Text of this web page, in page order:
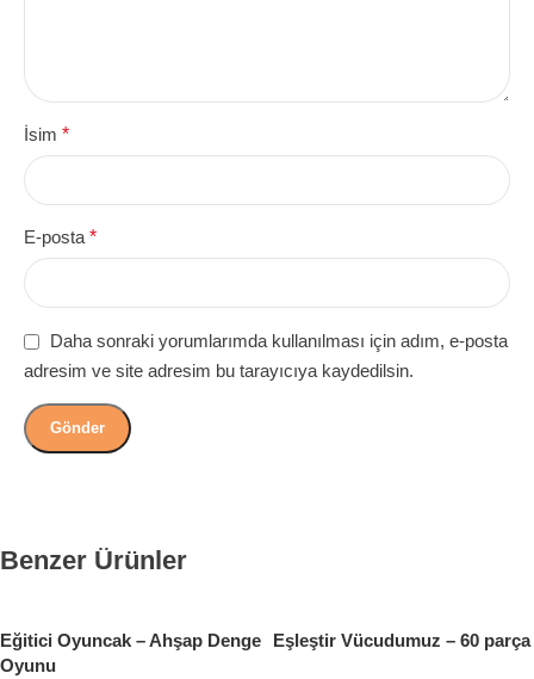
İsim *
E-posta *
Daha sonraki yorumlarımda kullanılması için adım, e-posta
adresim ve site adresim bu tarayıcıya kaydedilsin.
Benzer Ürünler
Eğitici Oyuncak – Ahşap Denge
Oyunu
Eşleştir Vücudumuz – 60 parça